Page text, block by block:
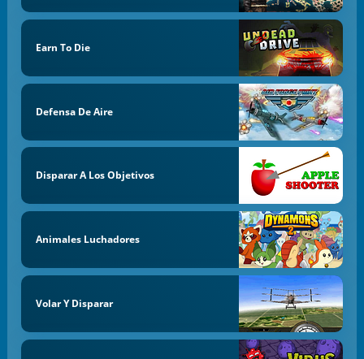
Earn To Die
Defensa De Aire
Disparar A Los Objetivos
Animales Luchadores
Volar Y Disparar